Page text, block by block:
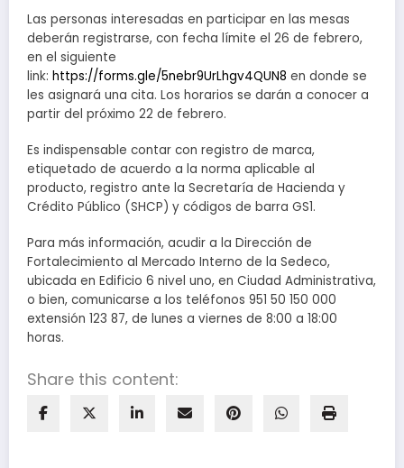
Las personas interesadas en participar en las mesas
deberán registrarse, con fecha límite el 26 de febrero,
en el siguiente
link: https://forms.gle/5nebr9UrLhgv4QUN8 en donde se
les asignará una cita. Los horarios se darán a conocer a
partir del próximo 22 de febrero.
Es indispensable contar con registro de marca,
etiquetado de acuerdo a la norma aplicable al
producto, registro ante la Secretaría de Hacienda y
Crédito Público (SHCP) y códigos de barra GS1.
Para más información, acudir a la Dirección de
Fortalecimiento al Mercado Interno de la Sedeco,
ubicada en Edificio 6 nivel uno, en Ciudad Administrativa,
o bien, comunicarse a los teléfonos 951 50 150 000
extensión 123 87, de lunes a viernes de 8:00 a 18:00
horas.
Share this content: